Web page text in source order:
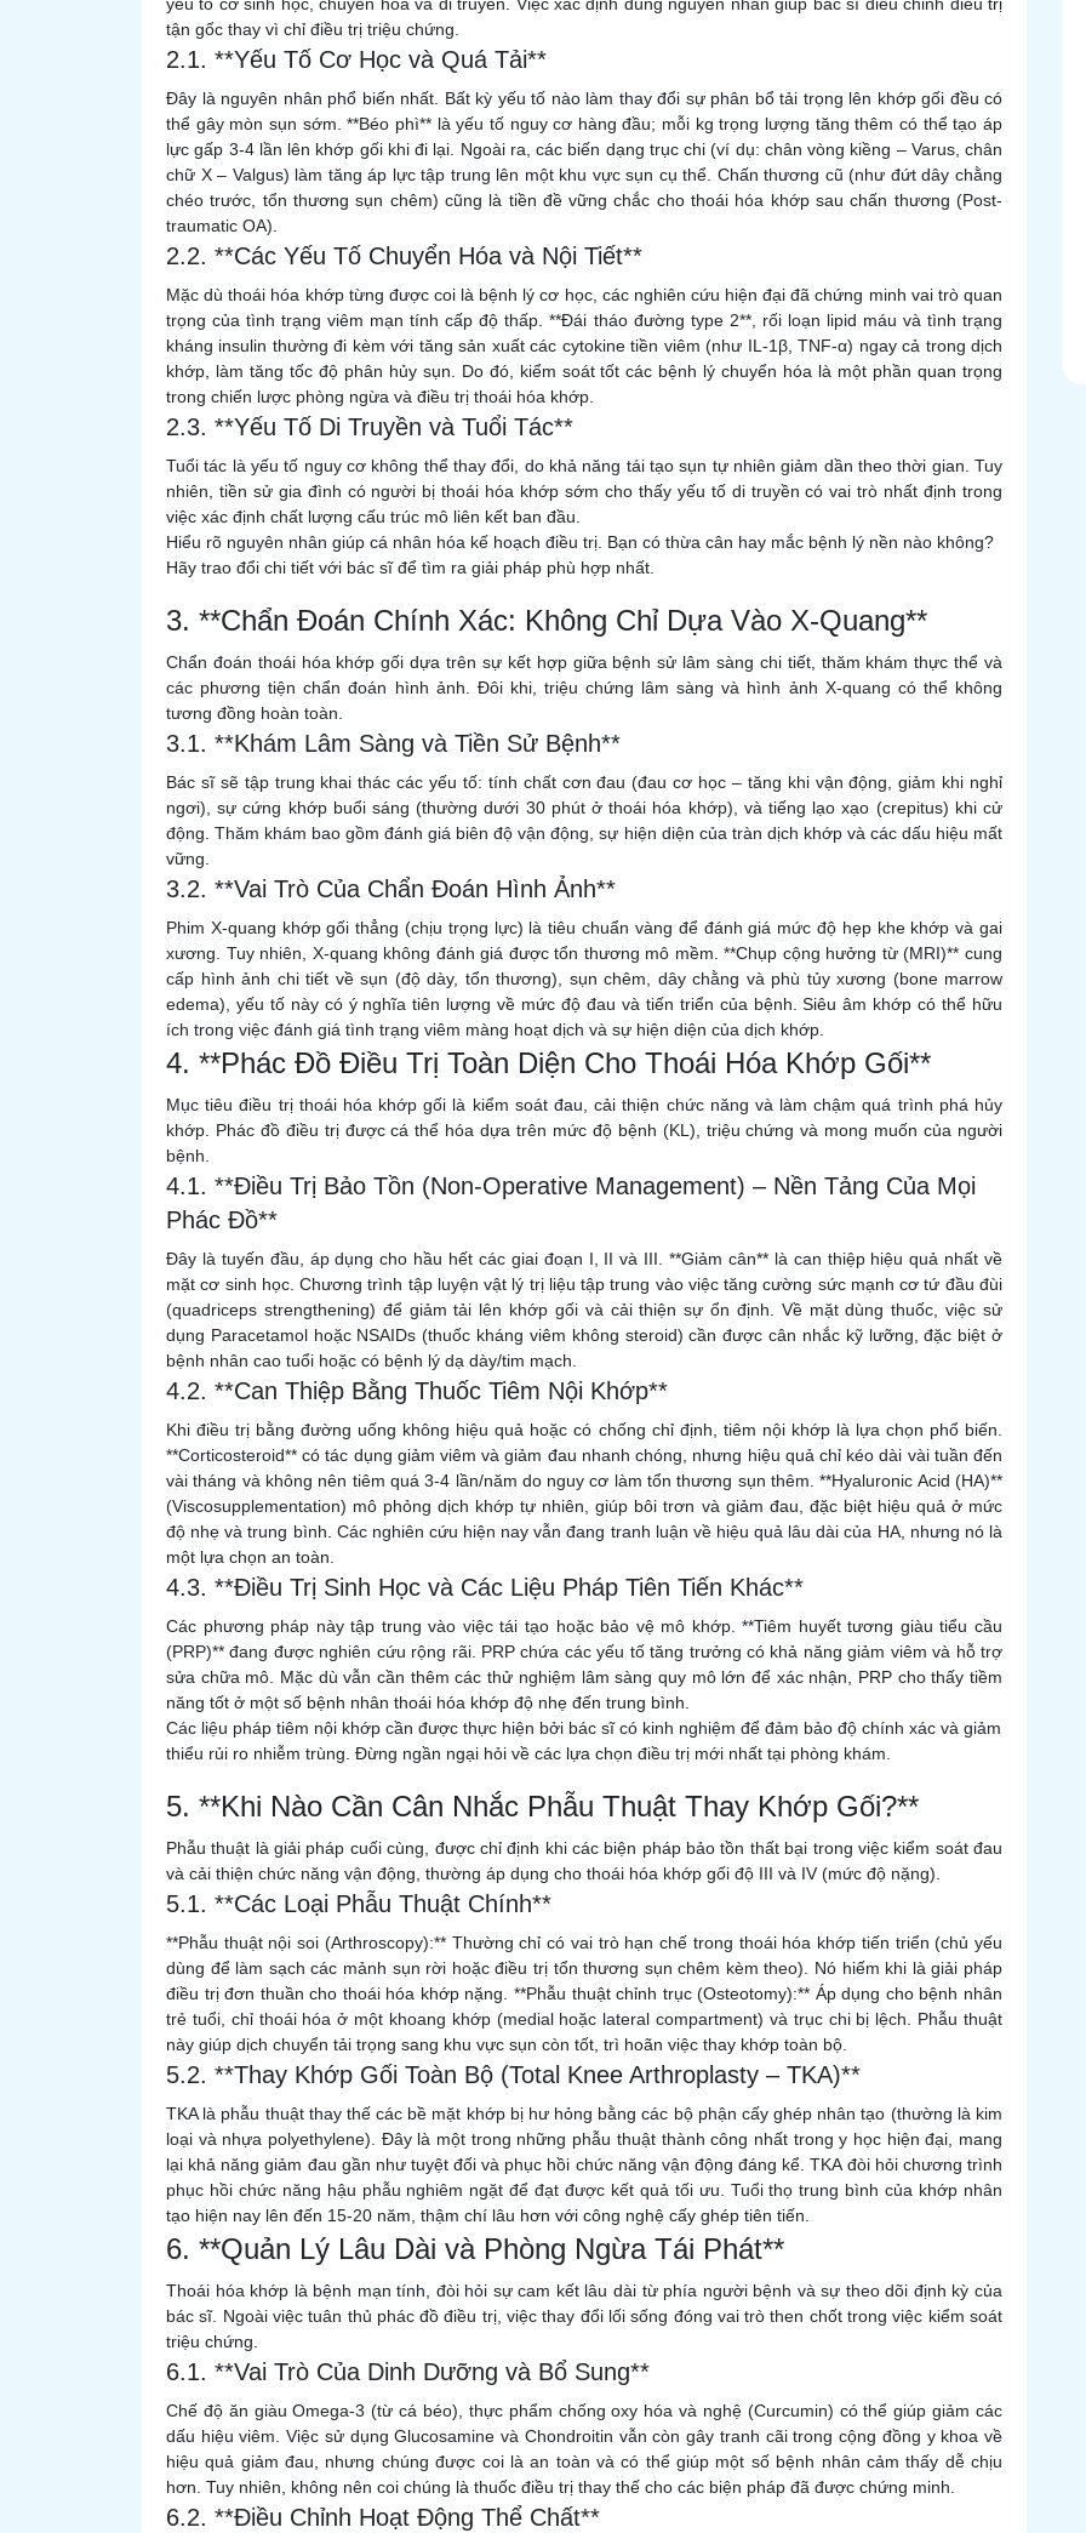
tận gốc thay vì chỉ điều trị triệu chứng.
2.1. **Yếu Tố Cơ Học và Quá Tải**
Đây là nguyên nhân phổ biến nhất. Bất kỳ yếu tố nào làm thay đổi sự phân bổ tải trọng lên khớp gối đều có
thể gây mòn sụn sớm. **Béo phì** là yếu tố nguy cơ hàng đầu; mỗi kg trọng lượng tăng thêm có thể tạo áp
lực gấp 3-4 lần lên khớp gối khi đi lại. Ngoài ra, các biến dạng trục chi (ví dụ: chân vòng kiềng – Varus, chân
chữ X – Valgus) làm tăng áp lực tập trung lên một khu vực sụn cụ thể. Chấn thương cũ (như đứt dây chằng
chéo trước, tổn thương sụn chêm) cũng là tiền đề vững chắc cho thoái hóa khớp sau chấn thương (Post-
traumatic OA).
2.2. **Các Yếu Tố Chuyển Hóa và Nội Tiết**
Mặc dù thoái hóa khớp từng được coi là bệnh lý cơ học, các nghiên cứu hiện đại đã chứng minh vai trò quan
trọng của tình trạng viêm mạn tính cấp độ thấp. **Đái tháo đường type 2**, rối loạn lipid máu và tình trạng
kháng insulin thường đi kèm với tăng sản xuất các cytokine tiền viêm (như IL-1β, TNF-α) ngay cả trong dịch
khớp, làm tăng tốc độ phân hủy sụn. Do đó, kiểm soát tốt các bệnh lý chuyển hóa là một phần quan trọng
trong chiến lược phòng ngừa và điều trị thoái hóa khớp.
2.3. **Yếu Tố Di Truyền và Tuổi Tác**
Tuổi tác là yếu tố nguy cơ không thể thay đổi, do khả năng tái tạo sụn tự nhiên giảm dần theo thời gian. Tuy
nhiên, tiền sử gia đình có người bị thoái hóa khớp sớm cho thấy yếu tố di truyền có vai trò nhất định trong
việc xác định chất lượng cấu trúc mô liên kết ban đầu.
Hiểu rõ nguyên nhân giúp cá nhân hóa kế hoạch điều trị. Bạn có thừa cân hay mắc bệnh lý nền nào không?
Hãy trao đổi chi tiết với bác sĩ để tìm ra giải pháp phù hợp nhất.
3. **Chẩn Đoán Chính Xác: Không Chỉ Dựa Vào X-Quang**
Chẩn đoán thoái hóa khớp gối dựa trên sự kết hợp giữa bệnh sử lâm sàng chi tiết, thăm khám thực thể và
các phương tiện chẩn đoán hình ảnh. Đôi khi, triệu chứng lâm sàng và hình ảnh X-quang có thể không
tương đồng hoàn toàn.
3.1. **Khám Lâm Sàng và Tiền Sử Bệnh**
Bác sĩ sẽ tập trung khai thác các yếu tố: tính chất cơn đau (đau cơ học – tăng khi vận động, giảm khi nghỉ
ngơi), sự cứng khớp buổi sáng (thường dưới 30 phút ở thoái hóa khớp), và tiếng lạo xạo (crepitus) khi cử
động. Thăm khám bao gồm đánh giá biên độ vận động, sự hiện diện của tràn dịch khớp và các dấu hiệu mất
vững.
3.2. **Vai Trò Của Chẩn Đoán Hình Ảnh**
Phim X-quang khớp gối thẳng (chịu trọng lực) là tiêu chuẩn vàng để đánh giá mức độ hẹp khe khớp và gai
xương. Tuy nhiên, X-quang không đánh giá được tổn thương mô mềm. **Chụp cộng hưởng từ (MRI)** cung
cấp hình ảnh chi tiết về sụn (độ dày, tổn thương), sụn chêm, dây chằng và phù tủy xương (bone marrow
edema), yếu tố này có ý nghĩa tiên lượng về mức độ đau và tiến triển của bệnh. Siêu âm khớp có thể hữu
ích trong việc đánh giá tình trạng viêm màng hoạt dịch và sự hiện diện của dịch khớp.
4. **Phác Đồ Điều Trị Toàn Diện Cho Thoái Hóa Khớp Gối**
Mục tiêu điều trị thoái hóa khớp gối là kiểm soát đau, cải thiện chức năng và làm chậm quá trình phá hủy
khớp. Phác đồ điều trị được cá thể hóa dựa trên mức độ bệnh (KL), triệu chứng và mong muốn của người
bệnh.
4.1. **Điều Trị Bảo Tồn (Non-Operative Management) – Nền Tảng Của Mọi
Phác Đồ**
Đây là tuyến đầu, áp dụng cho hầu hết các giai đoạn I, II và III. **Giảm cân** là can thiệp hiệu quả nhất về
mặt cơ sinh học. Chương trình tập luyện vật lý trị liệu tập trung vào việc tăng cường sức mạnh cơ tứ đầu đùi
(quadriceps strengthening) để giảm tải lên khớp gối và cải thiện sự ổn định. Về mặt dùng thuốc, việc sử
dụng Paracetamol hoặc NSAIDs (thuốc kháng viêm không steroid) cần được cân nhắc kỹ lưỡng, đặc biệt ở
bệnh nhân cao tuổi hoặc có bệnh lý dạ dày/tim mạch.
4.2. **Can Thiệp Bằng Thuốc Tiêm Nội Khớp**
Khi điều trị bằng đường uống không hiệu quả hoặc có chống chỉ định, tiêm nội khớp là lựa chọn phổ biến.
**Corticosteroid** có tác dụng giảm viêm và giảm đau nhanh chóng, nhưng hiệu quả chỉ kéo dài vài tuần đến
vài tháng và không nên tiêm quá 3-4 lần/năm do nguy cơ làm tổn thương sụn thêm. **Hyaluronic Acid (HA)**
(Viscosupplementation) mô phỏng dịch khớp tự nhiên, giúp bôi trơn và giảm đau, đặc biệt hiệu quả ở mức
độ nhẹ và trung bình. Các nghiên cứu hiện nay vẫn đang tranh luận về hiệu quả lâu dài của HA, nhưng nó là
một lựa chọn an toàn.
4.3. **Điều Trị Sinh Học và Các Liệu Pháp Tiên Tiến Khác**
Các phương pháp này tập trung vào việc tái tạo hoặc bảo vệ mô khớp. **Tiêm huyết tương giàu tiểu cầu
(PRP)** đang được nghiên cứu rộng rãi. PRP chứa các yếu tố tăng trưởng có khả năng giảm viêm và hỗ trợ
sửa chữa mô. Mặc dù vẫn cần thêm các thử nghiệm lâm sàng quy mô lớn để xác nhận, PRP cho thấy tiềm
năng tốt ở một số bệnh nhân thoái hóa khớp độ nhẹ đến trung bình.
Các liệu pháp tiêm nội khớp cần được thực hiện bởi bác sĩ có kinh nghiệm để đảm bảo độ chính xác và giảm
thiểu rủi ro nhiễm trùng. Đừng ngần ngại hỏi về các lựa chọn điều trị mới nhất tại phòng khám.
5. **Khi Nào Cần Cân Nhắc Phẫu Thuật Thay Khớp Gối?**
Phẫu thuật là giải pháp cuối cùng, được chỉ định khi các biện pháp bảo tồn thất bại trong việc kiểm soát đau
và cải thiện chức năng vận động, thường áp dụng cho thoái hóa khớp gối độ III và IV (mức độ nặng).
5.1. **Các Loại Phẫu Thuật Chính**
**Phẫu thuật nội soi (Arthroscopy):** Thường chỉ có vai trò hạn chế trong thoái hóa khớp tiến triển (chủ yếu
dùng để làm sạch các mảnh sụn rời hoặc điều trị tổn thương sụn chêm kèm theo). Nó hiếm khi là giải pháp
điều trị đơn thuần cho thoái hóa khớp nặng. **Phẫu thuật chỉnh trục (Osteotomy):** Áp dụng cho bệnh nhân
trẻ tuổi, chỉ thoái hóa ở một khoang khớp (medial hoặc lateral compartment) và trục chi bị lệch. Phẫu thuật
này giúp dịch chuyển tải trọng sang khu vực sụn còn tốt, trì hoãn việc thay khớp toàn bộ.
5.2. **Thay Khớp Gối Toàn Bộ (Total Knee Arthroplasty – TKA)**
TKA là phẫu thuật thay thế các bề mặt khớp bị hư hỏng bằng các bộ phận cấy ghép nhân tạo (thường là kim
loại và nhựa polyethylene). Đây là một trong những phẫu thuật thành công nhất trong y học hiện đại, mang
lại khả năng giảm đau gần như tuyệt đối và phục hồi chức năng vận động đáng kể. TKA đòi hỏi chương trình
phục hồi chức năng hậu phẫu nghiêm ngặt để đạt được kết quả tối ưu. Tuổi thọ trung bình của khớp nhân
tạo hiện nay lên đến 15-20 năm, thậm chí lâu hơn với công nghệ cấy ghép tiên tiến.
6. **Quản Lý Lâu Dài và Phòng Ngừa Tái Phát**
Thoái hóa khớp là bệnh mạn tính, đòi hỏi sự cam kết lâu dài từ phía người bệnh và sự theo dõi định kỳ của
bác sĩ. Ngoài việc tuân thủ phác đồ điều trị, việc thay đổi lối sống đóng vai trò then chốt trong việc kiểm soát
triệu chứng.
6.1. **Vai Trò Của Dinh Dưỡng và Bổ Sung**
Chế độ ăn giàu Omega-3 (từ cá béo), thực phẩm chống oxy hóa và nghệ (Curcumin) có thể giúp giảm các
dấu hiệu viêm. Việc sử dụng Glucosamine và Chondroitin vẫn còn gây tranh cãi trong cộng đồng y khoa về
hiệu quả giảm đau, nhưng chúng được coi là an toàn và có thể giúp một số bệnh nhân cảm thấy dễ chịu
hơn. Tuy nhiên, không nên coi chúng là thuốc điều trị thay thế cho các biện pháp đã được chứng minh.
6.2. **Điều Chỉnh Hoạt Động Thể Chất**